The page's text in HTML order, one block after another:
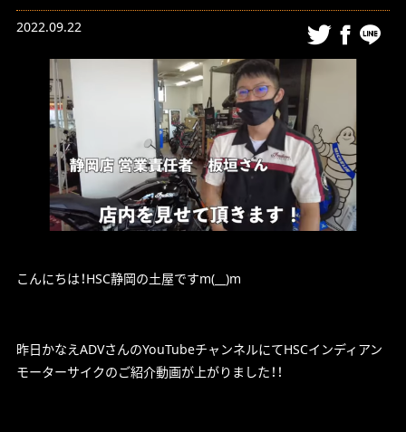
2022.09.22
こんにちは！HSC静岡の土屋ですm(__)m
昨日かなえADVさんのYouTubeチャンネルにてHSCインディアン
モーターサイクのご紹介動画が上がりました！！